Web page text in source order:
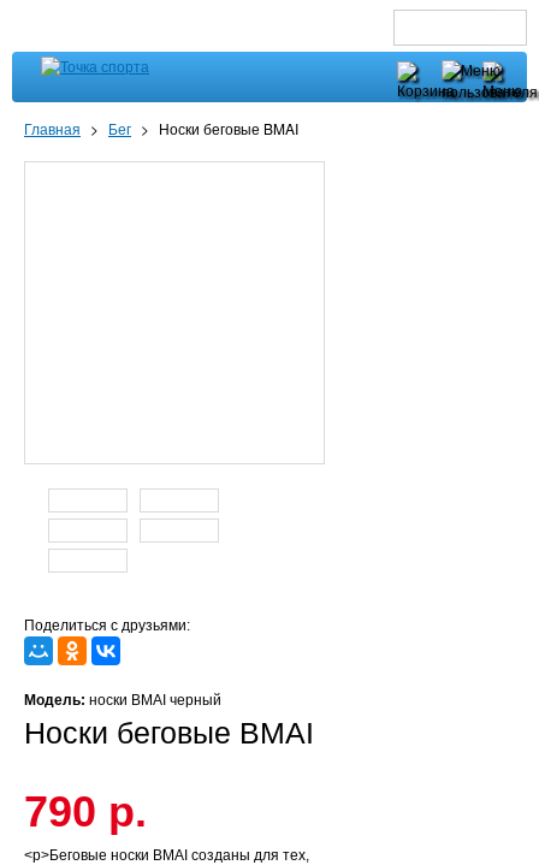
Главная > Бег > Носки беговые BMAI
Поделиться с друзьями:
Модель: носки BMAI черный
Носки беговые BMAI
790 р.
<p>Беговые носки BMAI созданы для тех,